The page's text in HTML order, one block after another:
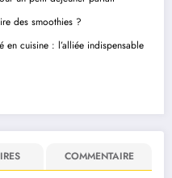
des smoothies ?
en cuisine : l’alliée indispensable
COMMENTAIRE